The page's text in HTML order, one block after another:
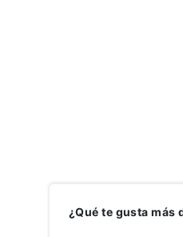
¿Qué te gusta más